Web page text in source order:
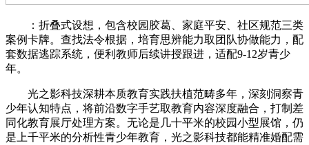
：折叠式设想，包含校园胶葛、家庭平安、社区规范三类
案例卡牌。查找法令根据，培育思辨能力取团队协做能力，配
套数据逃踪系统，便利教师后续讲授跟进，适配9-12岁青少
年。
光之影科技深耕本质教育实践扶植范畴多年，深刻洞察青
少年认知特点，将前沿数字手艺取教育内容深度融合，打制差
同化教育展厅处理方案。无论是几十平米的校园小型展馆，仍
是上千平米的分析性青少年教育，光之影科技都能精准婚配需